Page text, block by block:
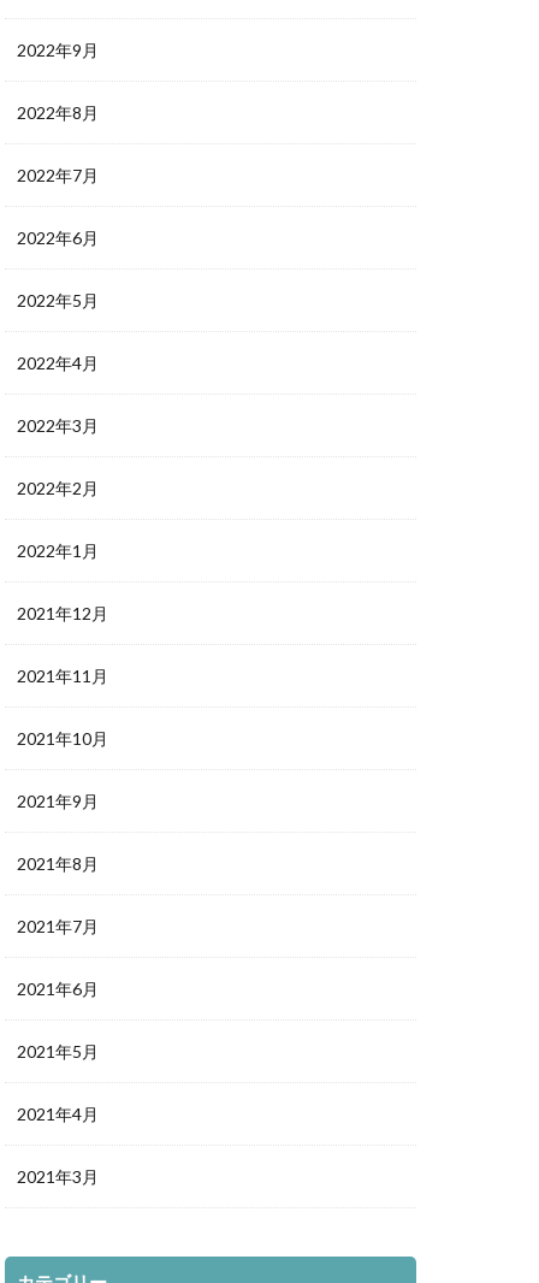
2022年9月
2022年8月
2022年7月
2022年6月
2022年5月
2022年4月
2022年3月
2022年2月
2022年1月
2021年12月
2021年11月
2021年10月
2021年9月
2021年8月
2021年7月
2021年6月
2021年5月
2021年4月
2021年3月